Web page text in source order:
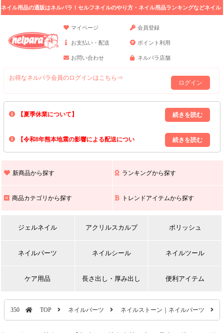
ネイル用品の通販はネルパラ！セルフネイルのやり方・ネイル用品ランキングなどネイル
マイページ
会員登録
お支払い・配送 ポイント利用
お問い合わせ ネルパラ店舗
お得なネルパラ会員のログインはこちら⇒
ログイン
【夏季休業について】
8/13(木)～8/16(日)の間｢出荷業務・お問い合わせ業務｣はお休みいたしま
上記期間中のご注文・お問い合わせは8/17(月)以降の対応となりますので
【令和8年熊本地震の影響による配送につい
また､ 九州全域でお荷物のお届けに遅延が生じております｡
新商品から探す ランキングから探す
商品カテゴリから探す トレンドアイテムから探す
ジェルネイル アクリルスカルプ ポリッシュ
ネイルパーツ ネイルシール ネイルツール
ケア用品 長さ出し・厚み出し 便利アイテム
350 TOP ネイルパーツ ネイルストーン｜ネイルパーツ